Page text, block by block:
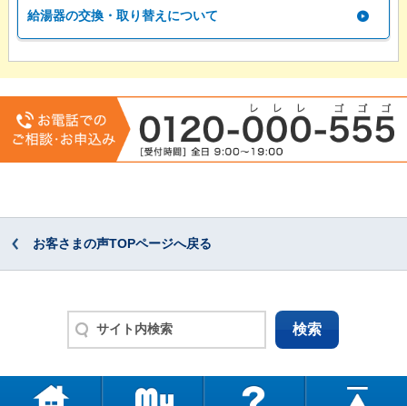
給湯器の交換・取り替えについて
お客さまの声TOPページへ戻る